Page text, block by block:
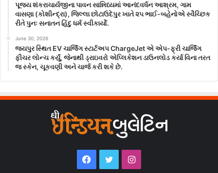
પૂજ્ય શંકરાચાર્યજીના પાવન સાન્નિધ્યમાં આનંદવર્ધન આશ્રમ, ગામ
વાસણા (કોશીન્દ્રા), જિલ્લા છોટાઉદેપુર ખાતે ૨૫ ભાઈ-બહેનોએ સ્વૈચ્છિક
રીતે પુનઃ સનાતન હિંદુ ધર્મ સ્વીકાર્યો.
June 30, 2026
જયપુર સ્થિત EV ચાર્જિંગ સ્ટાર્ટઅપ ChargeJet એ એપ-ફ્રી ચાર્જિંગ
ફીચર લોન્ચ કર્યું, જેનાથી ડ્રાઇવરો એપ્લિકેશન ડાઉનલોડ કર્યા વિના તરત
જ સ્કેન, ચૂકવણી અને ચાર્જ કરી શકે છે.
Facebook
TwitterInstagram